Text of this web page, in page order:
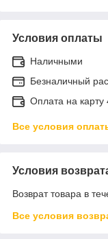
Условия оплаты
Наличными
Безналичный
Оплата на
Все условия
Условия
Возврат товара в
Все условия